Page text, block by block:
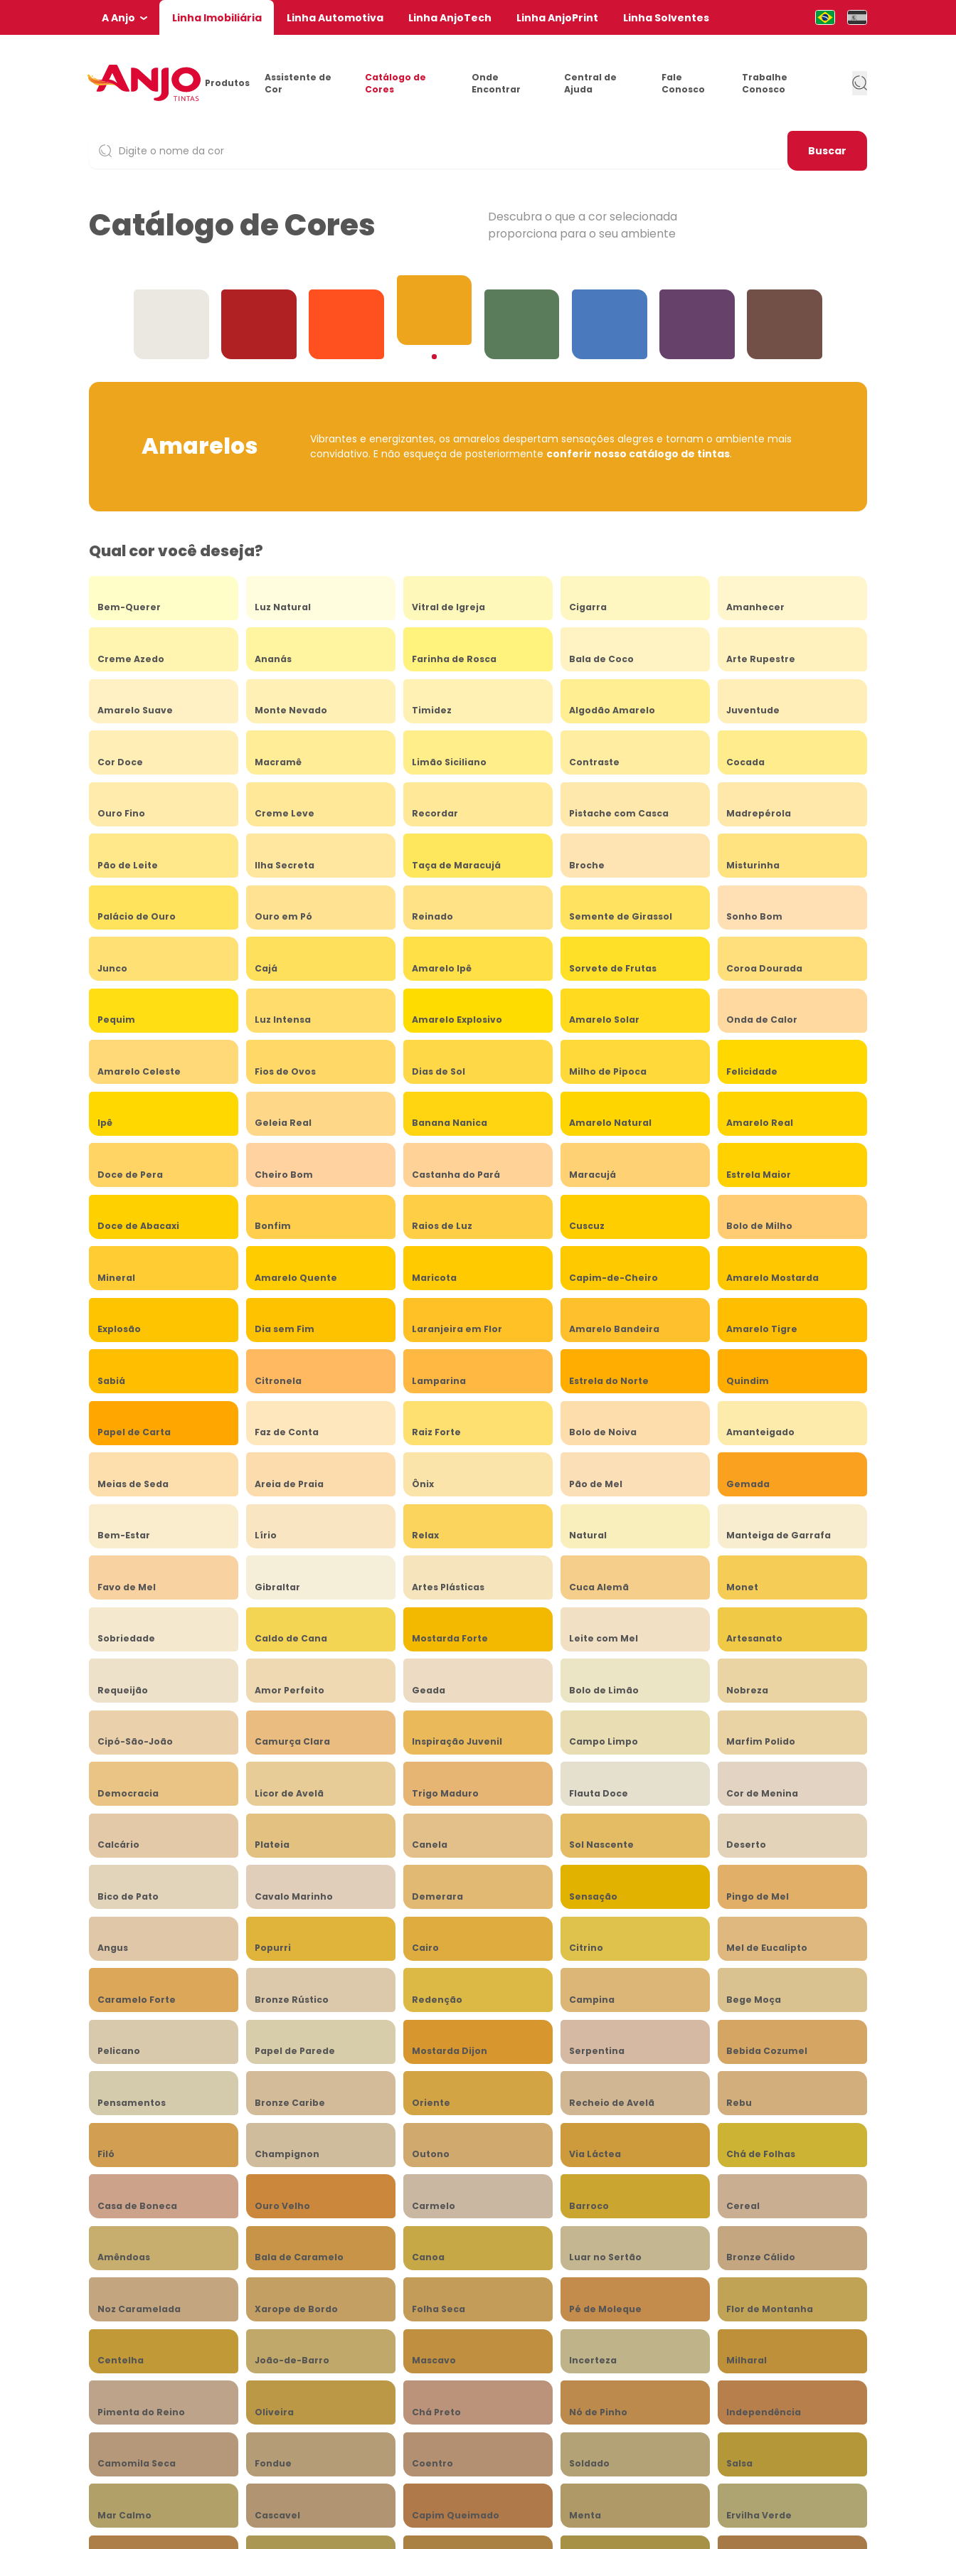
A Anjo Linha Imobiliária Linha Automotiva Linha AnjoTech Linha AnjoPrint
Linha Solventes
Produtos
Assistente de
Cor
Catálogo de
Cores
Onde
Encontrar
Central de
Ajuda
Fale
Conosco
Trabalhe
Conosco
Buscar
Catálogo de Cores
Descubra o que a cor selecionada
proporciona para o seu ambiente
Vermelhos Laranjas
Amarelos
Verdes
Azuis Violetas Neutros e Marrons
Amarelos
Vibrantes e energizantes, os amarelos despertam sensações alegres e tornam o ambiente mais
convidativo. E não esqueça de posteriormente conferir nosso catálogo de tintas.
Qual cor você deseja?
Bem-Querer Luz Natural Vitral de Igreja Cigarra Amanhecer
Creme Azedo Ananás Farinha de Rosca Bala de Coco Arte Rupestre
Amarelo Suave Monte Nevado Timidez Algodão Amarelo Juventude
Cor Doce Macramê Limão Siciliano Contraste Cocada
Ouro Fino Creme Leve Recordar Pistache com Casca Madrepérola
Pão de Leite Ilha Secreta Taça de Maracujá Broche Misturinha
Palácio de Ouro Ouro em Pó Reinado Semente de Girassol Sonho Bom
Junco Cajá Amarelo Ipê Sorvete de Frutas Coroa Dourada
Pequim Luz Intensa Amarelo Explosivo Amarelo Solar Onda de Calor
Amarelo Celeste Fios de Ovos Dias de Sol Milho de Pipoca Felicidade
Ipê Geleia Real Banana Nanica Amarelo Natural Amarelo Real
Doce de Pera Cheiro Bom Castanha do Pará Maracujá Estrela Maior
Doce de Abacaxi Bonfim Raios de Luz Cuscuz Bolo de Milho
Mineral Amarelo Quente Maricota Capim-de-Cheiro Amarelo Mostarda
Explosão Dia sem Fim Laranjeira em Flor Amarelo Bandeira Amarelo Tigre
Sabiá Citronela Lamparina Estrela do Norte Quindim
Papel de Carta Faz de Conta Raiz Forte Bolo de Noiva Amanteigado
Meias de Seda Areia de Praia Ônix Pão de Mel Gemada
Bem-Estar Lírio Relax Natural Manteiga de Garrafa
Favo de Mel Gibraltar Artes Plásticas Cuca Alemã Monet
Sobriedade Caldo de Cana Mostarda Forte Leite com Mel Artesanato
Requeijão Amor Perfeito Geada Bolo de Limão Nobreza
Cipó-São-João Camurça Clara Inspiração Juvenil Campo Limpo Marfim Polido
Democracia Licor de Avelã Trigo Maduro Flauta Doce Cor de Menina
Calcário Plateia Canela Sol Nascente Deserto
Bico de Pato Cavalo Marinho Demerara Sensação Pingo de Mel
Angus Popurri Cairo Citrino Mel de Eucalipto
Caramelo Forte Bronze Rústico Redenção Campina Bege Moça
Pelicano Papel de Parede Mostarda Dijon Serpentina Bebida Cozumel
Pensamentos Bronze Caribe Oriente Recheio de Avelã Rebu
Filó Champignon Outono Via Láctea Chá de Folhas
Casa de Boneca Ouro Velho Carmelo Barroco Cereal
Amêndoas Bala de Caramelo Canoa Luar no Sertão Bronze Cálido
Noz Caramelada Xarope de Bordo Folha Seca Pé de Moleque Flor de Montanha
Centelha João-de-Barro Mascavo Incerteza Milharal
Pimenta do Reino Oliveira Chá Preto Nó de Pinho Independência
Camomila Seca Fondue Coentro Soldado Salsa
Mar Calmo Cascavel Capim Queimado Menta Ervilha Verde